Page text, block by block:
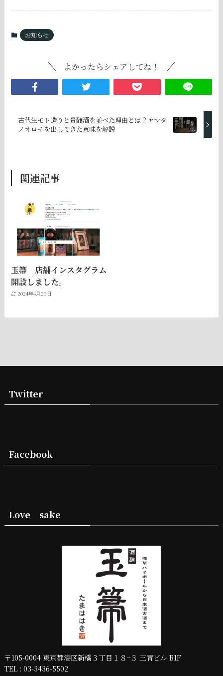
お知らせ
よかったらシェアしてね！
古代生モト造りと貴醸酒を並べた理由とは？ヤマタ
ノオロチを出してきた意味を解説
関連記事
玉箒 店舗インスタグラム
開設しました。
2024年4月23日
Twitter
Facebook
Love sake
〒105-0004 東京都港区新橋３丁目１８−３ 三青ビル B1F
TEL : 03-3436-5502